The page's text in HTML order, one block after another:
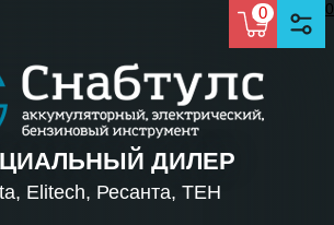
0 0
ДИЛЕР
Elitech, Ресанта, TEH